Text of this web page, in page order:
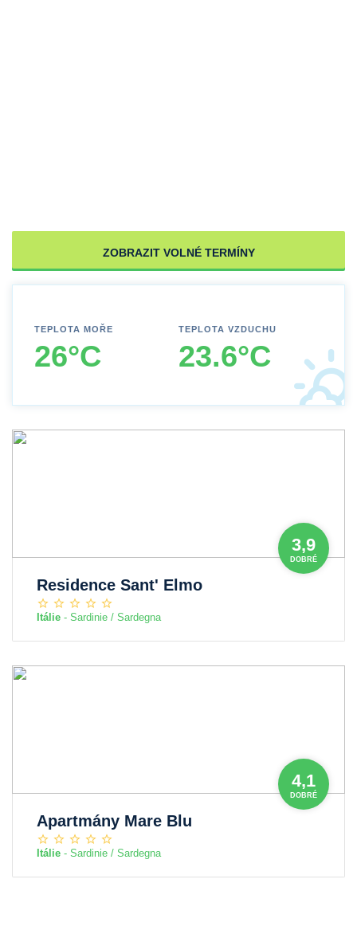
ZOBRAZIT VOLNÉ TERMÍNY
TEPLOTA MOŘE
26°C
TEPLOTA VZDUCHU
23.6°C
3,9
DOBRÉ
Residence Sant' Elmo
Itálie - Sardinie / Sardegna
4,1
DOBRÉ
Apartmány Mare Blu
Itálie - Sardinie / Sardegna